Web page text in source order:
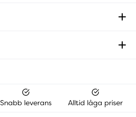
Snabb leverans Alltid låga priser